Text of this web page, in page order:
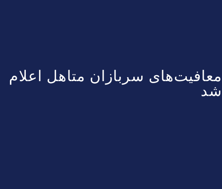
معافیت‌های سربازان متاهل اعلام
شد